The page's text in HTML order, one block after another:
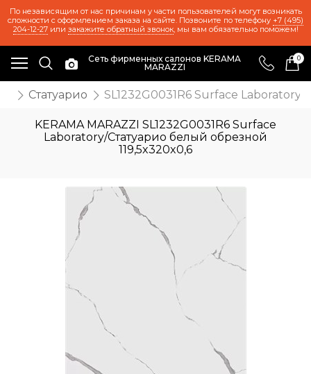
По независящим от нас причинам у части пользователей могут возникать
сложности с оформлением заказа на сайте. Позвоните по телефону +7 (495)
204-12-27или закажите обратный звонок, мы вам обязательно поможем!
Сеть фирменных салонов KERAMA
MARAZZI
0
Статуарио SL1232G0031R6 Surface
KERAMA MARAZZI SL1232G0031R6 Surface
Laboratory/Статуарио белый обрезной
119,5x320x0,6